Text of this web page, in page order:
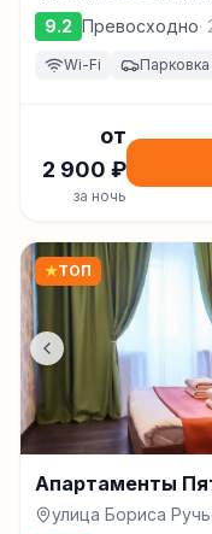
9.2 Превосходно·
Wi-Fi Парковка
от
2 900 ₽
за ночь
★ТОП
Апартаменты
улица Бориса